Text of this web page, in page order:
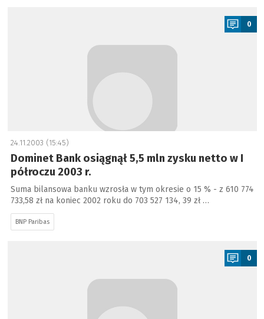
0
24.11.2003 (15:45)
Dominet Bank osiągnął 5,5 mln zysku netto w I
półroczu 2003 r.
Suma bilansowa banku wzrosła w tym okresie o 15 % - z 610 774
733,58 zł na koniec 2002 roku do 703 527 134, 39 zł …
BNP Paribas
0